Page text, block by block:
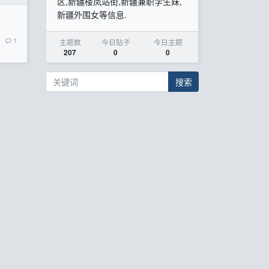
1
新疆外围女等信息.
主题数
207
今日贴子
0
今日主题
0
搜索